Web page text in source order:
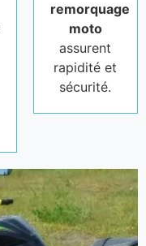
remorquage
moto
assurent
rapidité et
sécurité.